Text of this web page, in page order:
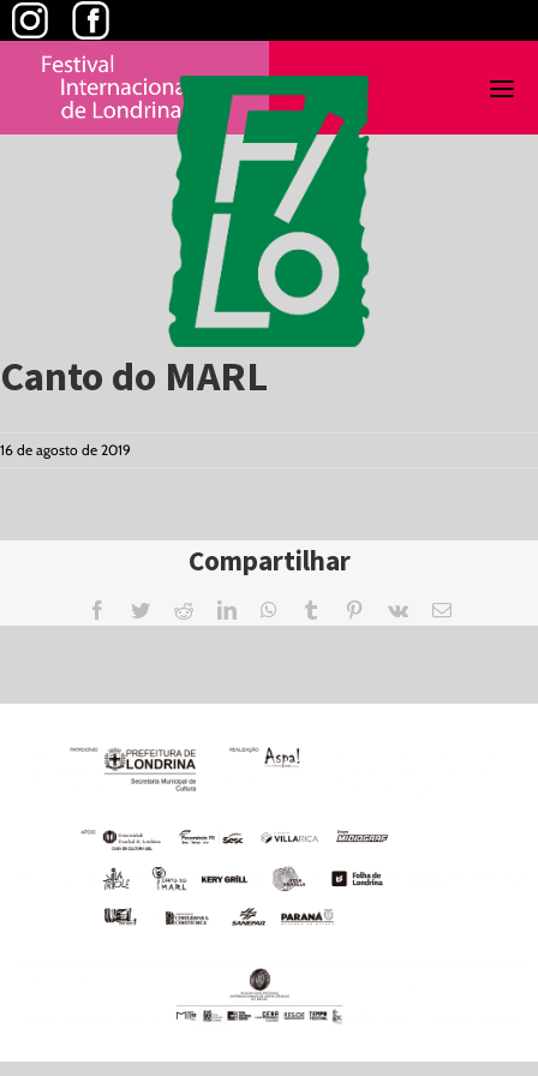
Skip
to
content
Canto do MARL
16 de agosto de 2019
Compartilhar
Facebook
TwitterRedditLinkedInWhatsApp
Tumblr Pinterest
Vk Email